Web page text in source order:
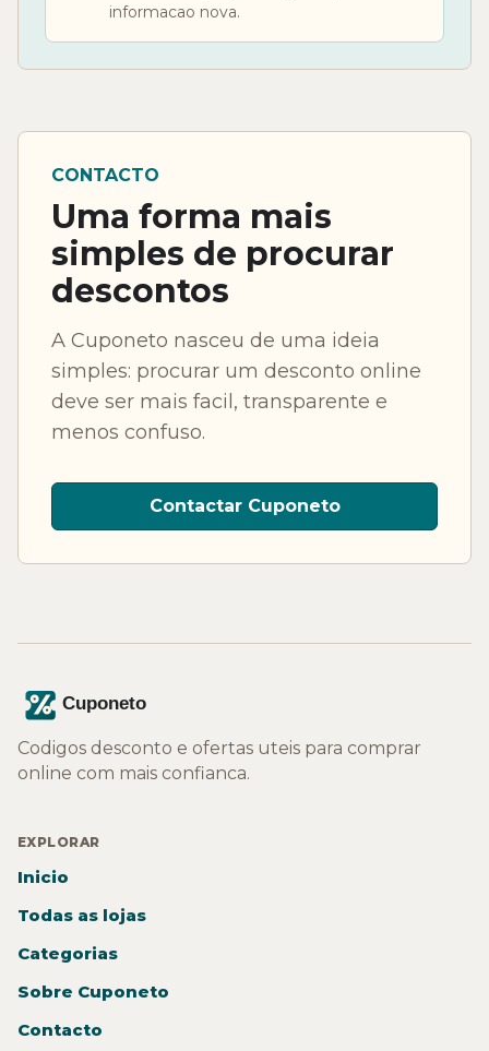
informacao nova.
CONTACTO
Uma forma mais
simples de procurar
descontos
A Cuponeto nasceu de uma ideia
simples: procurar um desconto online
deve ser mais facil, transparente e
menos confuso.
Contactar Cuponeto
Codigos desconto e ofertas uteis para comprar
online com mais confianca.
EXPLORAR
Inicio
Todas as lojas
Categorias
Sobre Cuponeto
Contacto